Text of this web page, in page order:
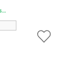
MGA Rainbow High Littles Daisy Yellow 514534